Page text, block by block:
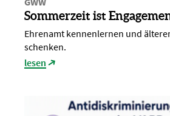
Sommerzeit ist
Ehrenamt kennenlernen und
schenken.
lesen